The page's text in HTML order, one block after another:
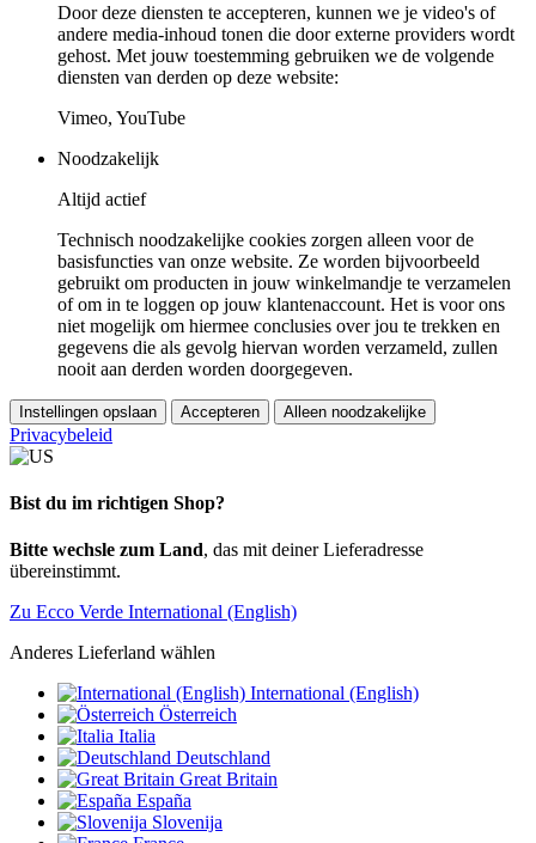
Door deze diensten te accepteren, kunnen we je video's of
andere media-inhoud tonen die door externe providers wordt
gehost. Met jouw toestemming gebruiken we de volgende
diensten van derden op deze website:
Vimeo, YouTube
Noodzakelijk
Altijd actief
Technisch noodzakelijke cookies zorgen alleen voor de
basisfuncties van onze website. Ze worden bijvoorbeeld
gebruikt om producten in jouw winkelmandje te verzamelen
of om in te loggen op jouw klantenaccount. Het is voor ons
niet mogelijk om hiermee conclusies over jou te trekken en
gegevens die als gevolg hiervan worden verzameld, zullen
nooit aan derden worden doorgegeven.
Instellingen opslaan Accepteren Alleen noodzakelijke
Privacybeleid
Bist du im richtigen Shop?
Bitte wechsle zum Land, das mit deiner Lieferadresse
übereinstimmt.
Zu Ecco Verde International (English)
Anderes Lieferland wählen
International (English)
Österreich
Italia
Deutschland
Great Britain
España
Slovenija